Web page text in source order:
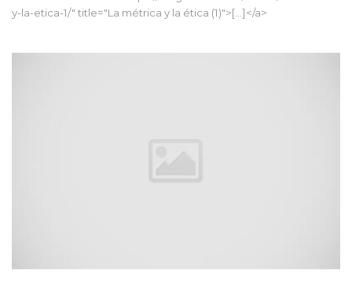
y-la-etica-1/" title="La métrica y la ética (1)">[...]</a>